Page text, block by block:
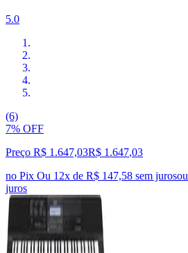
5.0
(6)
7% OFF
Preço R$ 1.647,03R$ 1.647,03
no Pix Ou 12x de R$ 147,58 sem jurosou
juros